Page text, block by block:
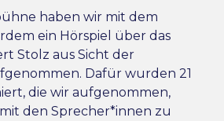
haben wir mit dem
ein Hörspiel über das
Stolz aus Sicht der
Dafür wurden 21
die wir aufgenommen,
den Sprecher*innen zu